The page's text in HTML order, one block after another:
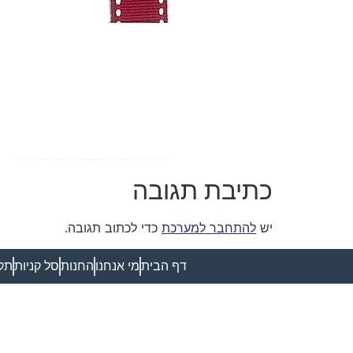
כתיבת תגובה
יש להתחבר למערכת כדי לכתוב תגובה.
דף הביתמי אנחנו החנותסל קניות